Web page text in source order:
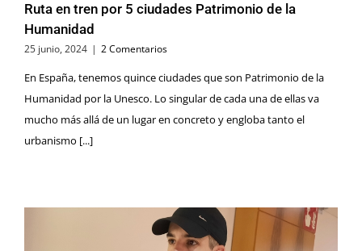
Ruta en tren por 5 ciudades Patrimonio de la
Humanidad
25 junio, 2024 | 2 Comentarios
En España, tenemos quince ciudades que son Patrimonio de la
Humanidad por la Unesco. Lo singular de cada una de ellas va
mucho más allá de un lugar en concreto y engloba tanto el
urbanismo [...]